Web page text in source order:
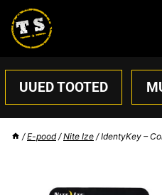
content
UUED TOOTED
/ E-pood / Nite Ize / IdentyKey –